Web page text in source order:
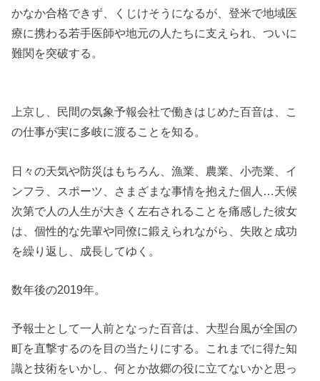
かなか合格できず、くじけそうになるが、登米で地域医
療に携わる若手医師や地元の人たちに支えられ、ついに
難関を突破する。
上京し、民間の気象予報会社で働きはじめた百音は、こ
の仕事が実に多岐に渡ることを知る。
日々の天気や防災はもちろん、漁業、農業、小売業、イ
ンフラ、スポーツ、さまざまな事情を抱えた個人…天候
次第で人の人生が大きく左右されることを痛感した彼女
は、個性的な先輩や同僚に鍛えられながら、失敗と成功
を繰り返し、成長してゆく。
数年後の2019年。
予報士として一人前となった百音は、大型台風が全国の
町を直撃するのを目の当たりにする。これまでに得た知
識と技術をいかし、何とか故郷の役に立てないかと思っ